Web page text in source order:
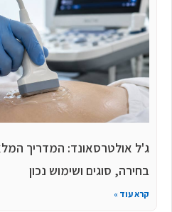
ג'ל אולטרסאונד: המדריך
בחירה, סוגים ושימוש נכון
קרא עוד »